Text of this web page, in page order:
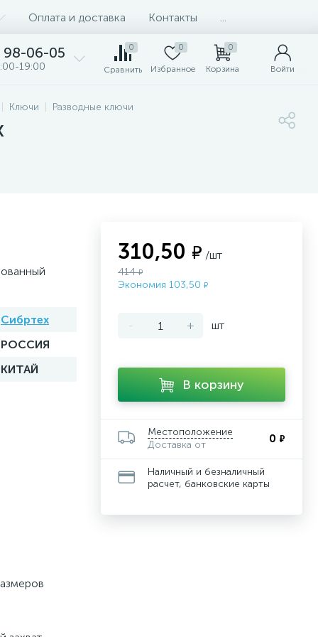
Оплата и доставка Контакты
98-06-05
19:00
0
Сравнить
0
Избранное
0
Корзина Войти
Ключи Разводные ключи
Сибртех
РОССИЯ
КИТАЙ
310,50 ₽ /шт
414₽
Экономия 103,50 ₽
- + шт
В корзину
Местоположение
Доставка от
0 ₽
Наличный и безналичный
расчет, банковские карты